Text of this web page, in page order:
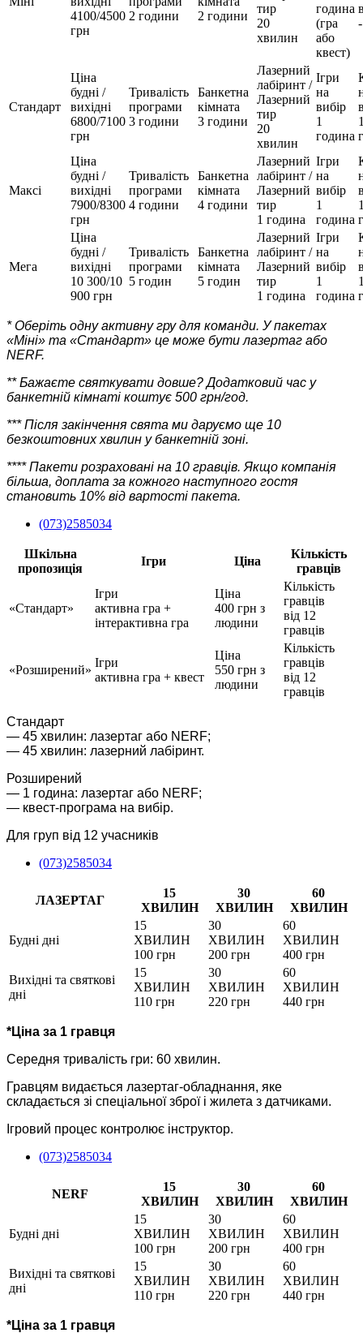
4100/4500
грн
2 години
2 години
тир
20
хвилин
година
(гра
або
квест)
-
Стандарт
Ціна
будні /
вихідні
6800/7100
грн
Тривалість
програми
3 години
Банкетна
кімната
3 години
Лазерний
лабіринт /
Лазерний
тир
20
хвилин
Ігри
на
вибір
1
година
Максі
Ціна
будні /
вихідні
7900/8300
грн
Тривалість
програми
4 години
Банкетна
кімната
4 години
Лазерний
лабіринт /
Лазерний
тир
1 година
Ігри
на
вибір
1
година
Мега
Ціна
будні /
вихідні
10 300/10
900 грн
Тривалість
програми
5 годин
Банкетна
кімната
5 годин
Лазерний
лабіринт /
Лазерний
тир
1 година
Ігри
на
вибір
1
година
* Оберіть одну активну гру для команди. У пакетах
«Міні» та «Стандарт» це може бути лазертаг або
NERF.
** Бажаєте святкувати довше? Додатковий час у
банкетній кімнаті коштує 500 грн/год.
*** Після закінчення свята ми даруємо ще 10
безкоштовних хвилин у банкетній зоні.
**** Пакети розраховані на 10 гравців. Якщо компанія
більша, доплата за кожного наступного гостя
становить 10% від вартості пакета.
(073)2585034
Шкільна
пропозиція
Ігри Ціна
Кількість
гравців
«Стандарт»
Ігри
активна гра +
інтерактивна гра
Ціна
400 грн з
людини
Кількість
гравців
від 12
гравців
«Розширений»
Ігри
активна гра + квест
Ціна
550 грн з
людини
Кількість
гравців
від 12
гравців
Стандарт
— 45 хвилин: лазертаг або NERF;
— 45 хвилин: лазерний лабіринт.
Розширений
— 1 година: лазертаг або NERF;
— квест-програма на вибір.
Для груп від 12 учасників
(073)2585034
ЛАЗЕРТАГ
15
ХВИЛИН
30
ХВИЛИН
60
ХВИЛИН
Будні дні
15
ХВИЛИН
100 грн
30
ХВИЛИН
200 грн
60
ХВИЛИН
400 грн
Вихідні та святкові
дні
15
ХВИЛИН
110 грн
30
ХВИЛИН
220 грн
60
ХВИЛИН
440 грн
*Ціна за 1 гравця
Середня тривалість гри: 60 хвилин.
Гравцям видається лазертаг-обладнання, яке
складається зі спеціальної зброї і жилета з датчиками.
Ігровий процес контролює інструктор.
(073)2585034
NERF
15
ХВИЛИН
30
ХВИЛИН
60
ХВИЛИН
Будні дні
15
ХВИЛИН
100 грн
30
ХВИЛИН
200 грн
60
ХВИЛИН
400 грн
Вихідні та святкові
дні
15
ХВИЛИН
110 грн
30
ХВИЛИН
220 грн
60
ХВИЛИН
440 грн
*Ціна за 1 гравця